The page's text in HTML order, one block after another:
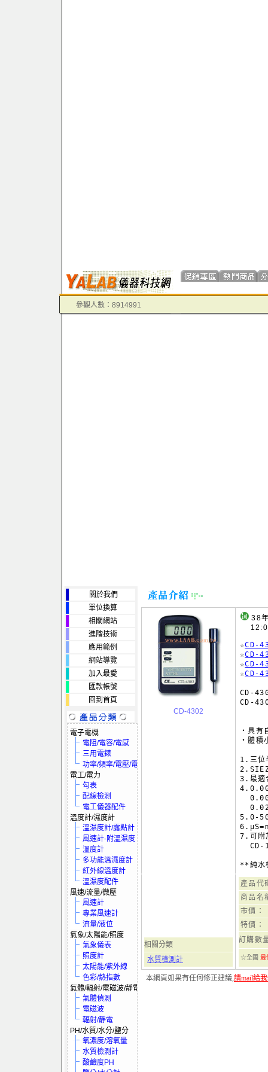
參觀人數：8914991
關於我們
單位換算
相關網站
進階技術
應用範例
網站導覽
加入最愛
匯款帳號
回到首頁
電子電機
電阻/電容/電感
三用電錶
功率/頻率/電壓/電流
電工/電力
勾表
配線檢測
電工儀器配件
溫度計/濕度計
溫濕度計/露點計
風速計-附溫濕度
溫度計
多功能溫濕度計
紅外線溫度計
溫濕度配件
風速/流量/微壓
風速計
專業風速計
流量/液位
氣象/太陽能/照度
氣象儀表
照度計
太陽能/紫外線
色彩/熱指數
氣體/輻射/電磁波/靜電
氣體偵測
電磁波
輻射/靜電
PH/水質/水分/鹽分
氧濃度/溶氧量
水質檢測計
酸鹼度PH
CD-4302
38
12:00
☆CD-
☆CD-
☆CD-
☆CD-
CD-
CD-
‧具有
‧體積
1.三位
3.最適
5.0-
7.可附
CD-
**純水
相關分類
水質檢測計
產品代
商品名
市價：
特價：
訂購數
☆全國 最
本網頁如果有任何修正建議,請mail給